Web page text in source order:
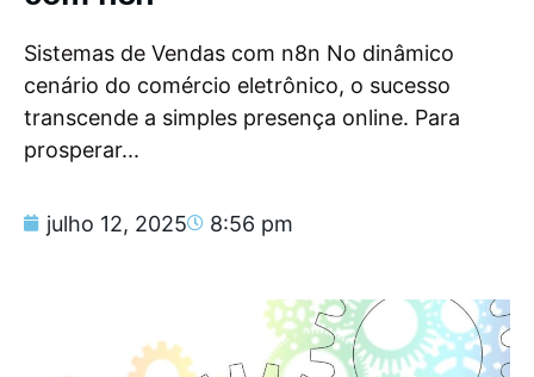
Sistemas de Vendas com n8n No dinâmico
cenário do comércio eletrônico, o sucesso
transcende a simples presença online. Para
prosperar...
julho 12, 2025 8:56 pm